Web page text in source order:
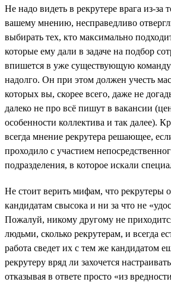
Не надо видеть в рекрутере врага из-за
вашему мнению, несправедливо
выбирать тех, кто максимально
которые ему дали в задаче на подбор
впишется в уже существующую команду
надолго. Он при этом должен учесть
которых вы, скорее всего, даже не
далеко не про всё пишут в вакансии
особенности коллектива и так далее).
всегда мнение рекрутера решающее,
проходило с участием
подразделения, в которое искали
Не стоит верить мифам, что рекрутеры
кандидатам свысока и ни за что не
Пожалуй, никому другому не
людьми, сколько рекрутерам, и всегда
работа сведет их с тем же кандидатом
рекрутеру вряд ли захочется
отказывая в ответе просто «из